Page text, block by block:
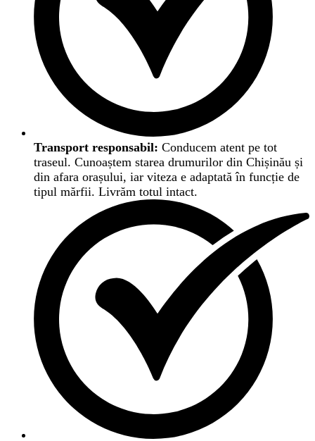
Transport responsabil: Conducem atent pe tot
traseul. Cunoaștem starea drumurilor din Chișinău și
din afara orașului, iar viteza e adaptată în funcție de
tipul mărfii. Livrăm totul intact.